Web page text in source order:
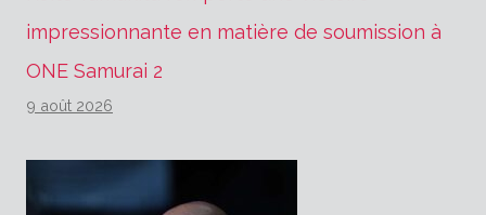
impressionnante en matière de soumission à
ONE Samurai 2
9 août 2026